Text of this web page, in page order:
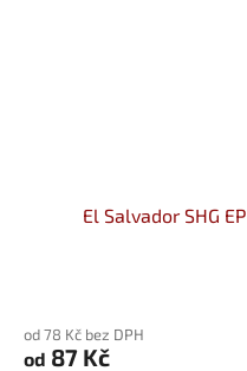
El Salvador SHG EP
od 78 Kč bez DPH
od 87 Kč